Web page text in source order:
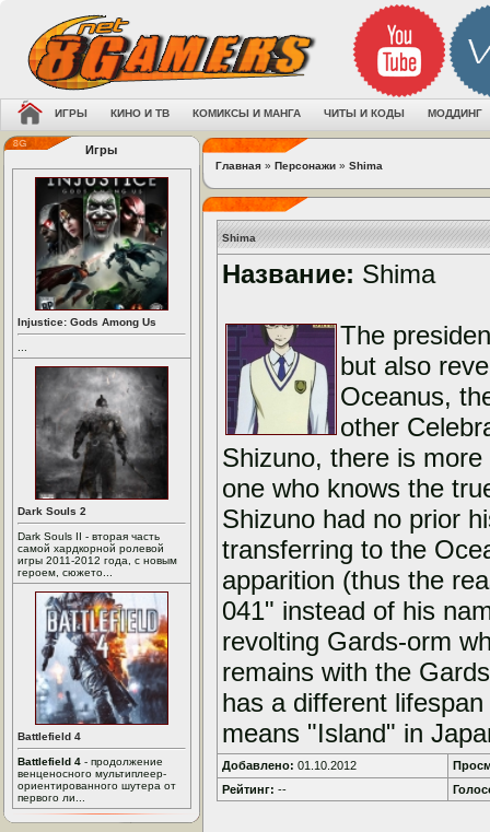
ИГРЫ КИНО И ТВ КОМИКСЫ И МАНГА ЧИТЫ И КОДЫ МОДДИНГ
Игры
Injustice: Gods Among Us
Dark Souls 2
Dark Souls II - вторая часть
самой хардкорной ролевой
игры 2011-2012 года, с новым
героем, сюжето...
Battlefield 4
Battlefield 4 - продолжение
венценосного мультиплеер-
ориентированного шутера от
первого ли...
Главная » Персонажи » Shima
Shima
Название: Shima
The
but also
Oceanus,
other
Shizuno, there is
one who knows the
Shizuno had no prior
transferring to the
apparition (thus the
041" instead of his
revolting Gards-orm
remains with the
has a different
means "Island" in
Добавлено: 01.10.2012
Рейтинг: --